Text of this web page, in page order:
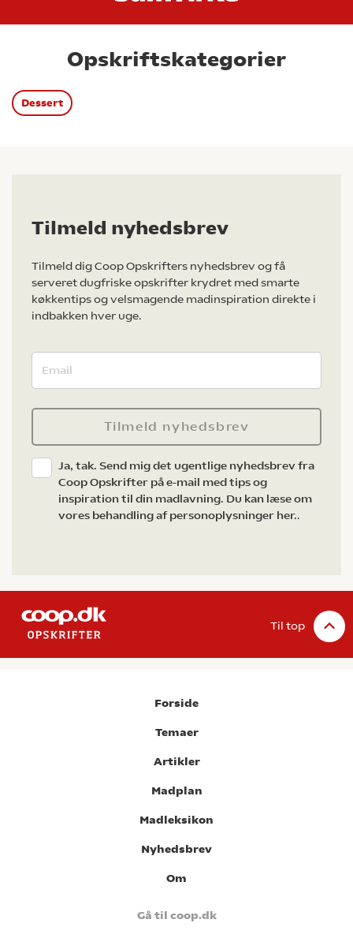
Opskriftskategorier
Dessert
Tilmeld nyhedsbrev
Tilmeld dig Coop Opskrifters nyhedsbrev og få
serveret dugfriske opskrifter krydret med smarte
køkkentips og velsmagende madinspiration direkte i
indbakken hver uge.
Tilmeld nyhedsbrev
Ja, tak. Send mig det ugentlige nyhedsbrev fra
Coop Opskrifter på e-mail med tips og
inspiration til din madlavning. Du kan læse om
vores behandling af personoplysninger her..
Til top
Forside
Temaer
Artikler
Madplan
Madleksikon
Nyhedsbrev
Om
Gå til coop.dk